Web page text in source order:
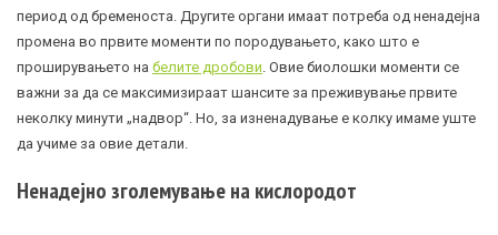
период од бременоста. Другите органи имаат потреба од ненадејна
промена во првите моменти по породувањето, како што е
проширувањето на белите дробови . Овие биолошки моменти се
важни за да се максимизираат шансите за преживување првите
неколку минути „надвор“. Но, за изненадување е колку имаме уште
да учиме за овие детали.
Ненадејно зголемување на кислородот